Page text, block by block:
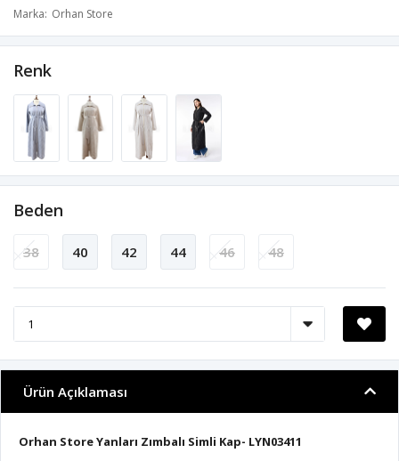
Marka Orhan Store
Renk
Beden
38 40 42 44 46 48
Ürün Açıklaması
Orhan Store Yanları Zımbalı Simli Kap- LYN03411